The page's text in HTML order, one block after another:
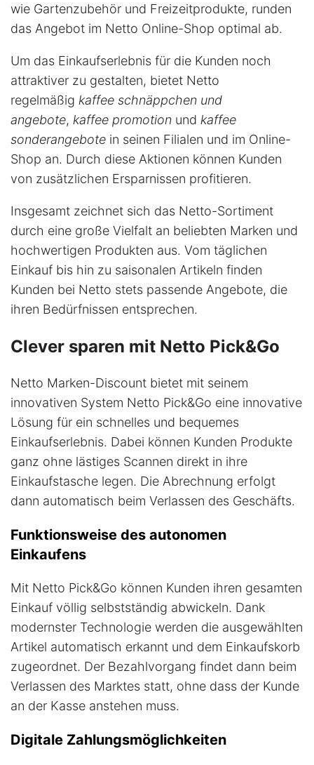
wie Gartenzubehör und Freizeitprodukte, runden
das Angebot im Netto Online-Shop optimal ab.
Um das Einkaufserlebnis für die Kunden noch
attraktiver zu gestalten, bietet Netto
regelmäßig kaffee schnäppchen und
angebote, kaffee promotion und kaffee
sonderangebote in seinen Filialen und im Online-
Shop an. Durch diese Aktionen können Kunden
von zusätzlichen Ersparnissen profitieren.
Insgesamt zeichnet sich das Netto-Sortiment
durch eine große Vielfalt an beliebten Marken und
hochwertigen Produkten aus. Vom täglichen
Einkauf bis hin zu saisonalen Artikeln finden
Kunden bei Netto stets passende Angebote, die
ihren Bedürfnissen entsprechen.
Clever sparen mit Netto Pick&Go
Netto Marken-Discount bietet mit seinem
innovativen System Netto Pick&Go eine innovative
Lösung für ein schnelles und bequemes
Einkaufserlebnis. Dabei können Kunden Produkte
ganz ohne lästiges Scannen direkt in ihre
Einkaufstasche legen. Die Abrechnung erfolgt
dann automatisch beim Verlassen des Geschäfts.
Funktionsweise des autonomen
Einkaufens
Mit Netto Pick&Go können Kunden ihren gesamten
Einkauf völlig selbstständig abwickeln. Dank
modernster Technologie werden die ausgewählten
Artikel automatisch erkannt und dem Einkaufskorb
zugeordnet. Der Bezahlvorgang findet dann beim
Verlassen des Marktes statt, ohne dass der Kunde
an der Kasse anstehen muss.
Digitale Zahlungsmöglichkeiten